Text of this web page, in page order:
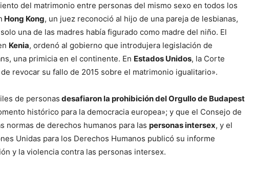
del matrimonio entre personas del mismo sexo en todos los
Hong Kong, un juez reconoció al hijo de una pareja de lesbianas,
una de las madres había figurado como madre del niño. El
Kenia, ordenó al gobierno que introdujera legislación de
una primicia en el continente. En Estados Unidos, la Corte
revocar su fallo de 2015 sobre el matrimonio igualitario».
de personas desafiaron la prohibición del Orgullo de Budapest
histórico para la democracia europea»; y que el Consejo de
normas de derechos humanos para las personas intersex, y el
Unidas para los Derechos Humanos publicó su informe
y la violencia contra las personas intersex.